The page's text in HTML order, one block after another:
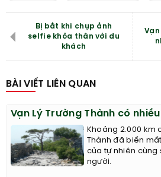
Bị bắt khi chụp ảnh
selfie khỏa thân với du
khách
BÀI VIẾT LIÊN QUAN
Vạn Lý Trường Thành có
Khoảng 2.000 km
Thành đã biến
của tự nhiên cùng
người.